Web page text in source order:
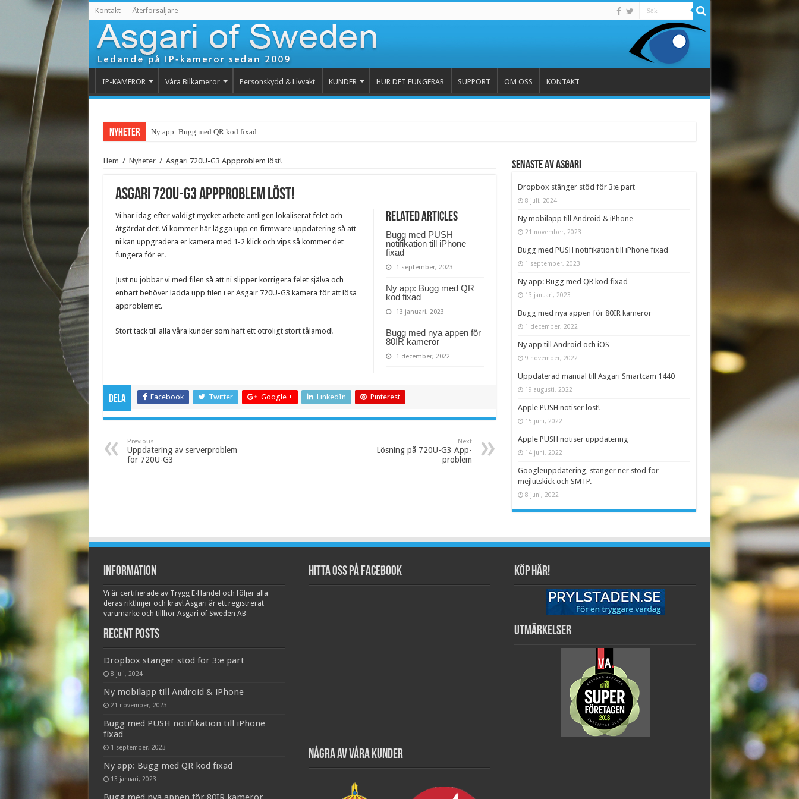
Kontakt Återförsäljare
IP-KAMEROR Våra Bilkameror Personskydd & Livvakt KUNDER HUR DET FUNGERAR SUPPORT OM OSS KONTAKT
Nyheter Ny app: Bugg med QR kod fixad
Hem / Nyheter / Asgari 720U-G3 Appproblem löst!
Asgari 720U-G3 Appproblem löst!
Related Articles
Bugg med PUSH
notifikation till iPhone
fixad
1 september, 2023
Ny app: Bugg med QR
kod fixad
13 januari, 2023
Bugg med nya appen för
80IR kameror
1 december, 2022
Vi har idag efter väldigt mycket arbete äntligen lokaliserat felet och
åtgärdat det! Vi kommer här lägga upp en firmware uppdatering så att
ni kan uppgradera er kamera med 1-2 klick och vips så kommer det
fungera för er.
Just nu jobbar vi med filen så att ni slipper korrigera felet själva och
enbart behöver ladda upp filen i er Asgair 720U-G3 kamera för att lösa
approblemet.
Stort tack till alla våra kunder som haft ett otroligt stort tålamod!
Dela Facebook Twitter Google + LinkedIn Pinterest
Previous
Uppdatering av serverproblem
för 720U-G3
Next
Lösning på 720U-G3 App-
problem
Senaste av Asgari
Dropbox stänger stöd för 3:e part
8 juli, 2024
Ny mobilapp till Android & iPhone
21 november, 2023
Bugg med PUSH notifikation till iPhone fixad
1 september, 2023
Ny app: Bugg med QR kod fixad
13 januari, 2023
Bugg med nya appen för 80IR kameror
1 december, 2022
Ny app till Android och iOS
9 november, 2022
Uppdaterad manual till Asgari Smartcam 1440
19 augusti, 2022
Apple PUSH notiser löst!
15 juni, 2022
Apple PUSH notiser uppdatering
14 juni, 2022
Googleuppdatering, stänger ner stöd för
mejlutskick och SMTP.
8 juni, 2022
Information
Vi är certifierade av Trygg E-Handel och följer alla
deras riktlinjer och krav! Asgari är ett registrerat
varumärke och tillhör Asgari of Sweden AB
Recent Posts
Dropbox stänger stöd för 3:e part
8 juli, 2024
Ny mobilapp till Android & iPhone
21 november, 2023
Bugg med PUSH notifikation till iPhone
fixad
1 september, 2023
Ny app: Bugg med QR kod fixad
13 januari, 2023
Hitta oss på Facebook
Några av våra kunder
Köp här!
Utmärkelser